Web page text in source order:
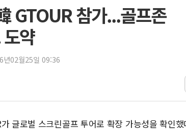
[사진] 이슬람 수니파 3개국, 공
뉴욕증시 개장 전 특징주...아
보훈부, 미 DPAA와 MOU…
李 "해남 태양광, 대한민국 다
李 대통령, '6시간 마라톤 부동
트럼프, 中 겨냥 폴리실리콘
[사진] 빈살만과 에르도안의 만
GTOUR 참가...골프존
약
년02월25일 09:36
글로벌 스크린골프 투어로 확장 가능성을 확인했